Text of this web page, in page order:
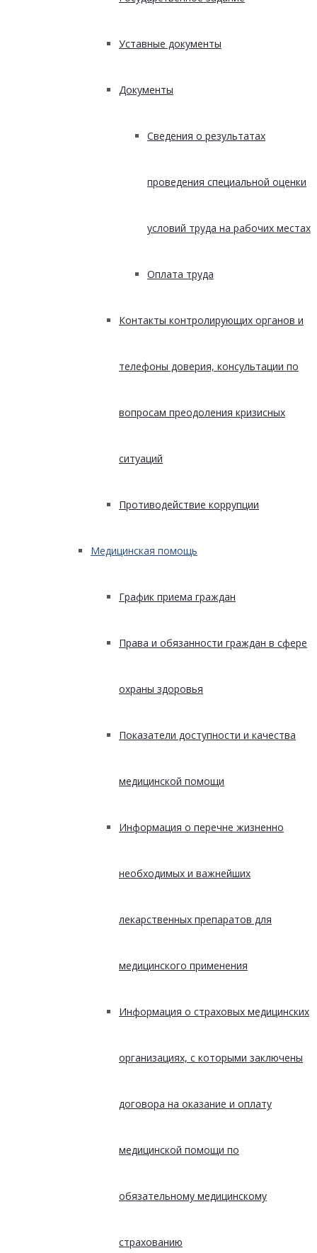
Уставные документы
Документы
Сведения о результатах
проведения специальной оценки
условий труда на рабочих местах
Оплата труда
Контакты контролирующих органов и
телефоны доверия, консультации по
вопросам преодоления кризисных
ситуаций
Противодействие коррупции
Медицинская помощь
График приема граждан
Права и обязанности граждан в сфере
охраны здоровья
Показатели доступности и качества
медицинской помощи
Информация о перечне жизненно
необходимых и важнейших
лекарственных препаратов для
медицинского применения
Информация о страховых медицинских
организациях, с которыми заключены
договора на оказание и оплату
медицинской помощи по
обязательному медицинскому
страхованию